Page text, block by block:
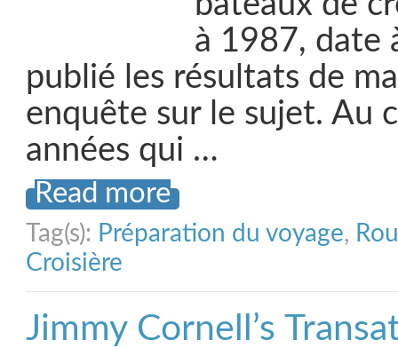
à 1987, date
publié les résultats de
enquête sur le sujet. Au
années qui …
Read more
Tag(s): Préparation du voyage,
Croisière
Jimmy Cornell’s